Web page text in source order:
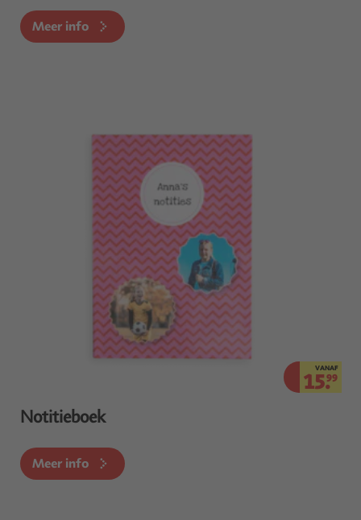
Meer info
VANAF
15.99
Notitieboek
Meer info